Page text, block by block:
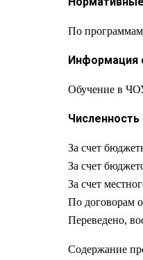
По программам
Информация
Обучение в
За счет
За счет
За счет
По договорам
Переведено,
Содержание